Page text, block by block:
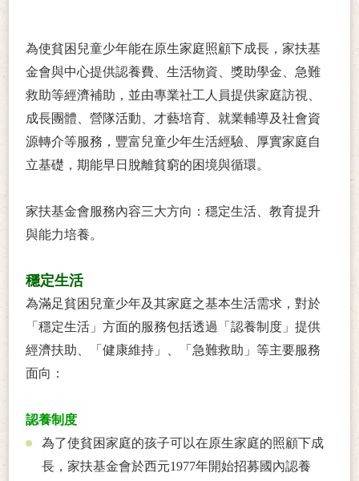
為使貧困兒童少年能在原生家庭照顧下成長，家扶基
金會與中心提供認養費、生活物資、獎助學金、急難
救助等經濟補助，並由專業社工人員提供家庭訪視、
成長團體、營隊活動、才藝培育、就業輔導及社會資
源轉介等服務，豐富兒童少年生活經驗、厚實家庭自
立基礎，期能早日脫離貧窮的困境與循環。
家扶基金會服務內容三大方向：穩定生活、教育提升
與能力培養。
穩定生活
為滿足貧困兒童少年及其家庭之基本生活需求，對於
「穩定生活」方面的服務包括透過「認養制度」提供
經濟扶助、「健康維持」、「急難救助」等主要服務
面向：
認養制度
為了使貧困家庭的孩子可以在原生家庭的照顧下成
長，家扶基金會於西元1977年開始招募國內認養